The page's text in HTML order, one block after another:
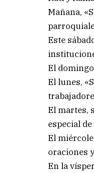
Mañana,
Este
El
El lunes,
El martes,
especial
El
oraciones
En la